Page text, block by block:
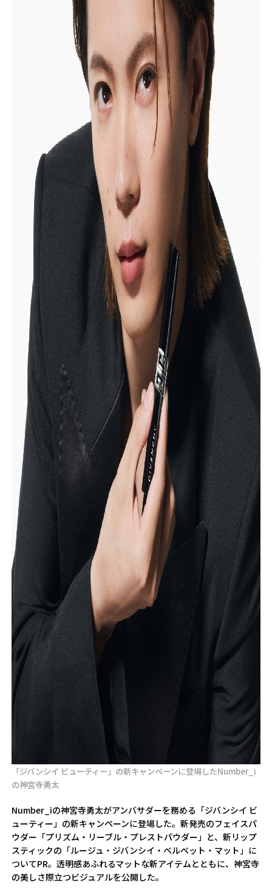
「ジバンシイ ビューティー」の新キャンペーンに登場したNumber_i
の神宮寺勇太
Number_iの神宮寺勇太がアンバサダーを務める「ジバンシイ ビ
ューティー」の新キャンペーンに登場した。新発売のフェイスパ
ウダー「プリズム・リーブル・プレストパウダー」と、新リップ
スティックの「ルージュ・ジバンシイ・ベルベット・マット」に
ついてPR。透明感あふれるマットな新アイテムとともに、神宮寺
の美しさ際立つビジュアルを公開した。